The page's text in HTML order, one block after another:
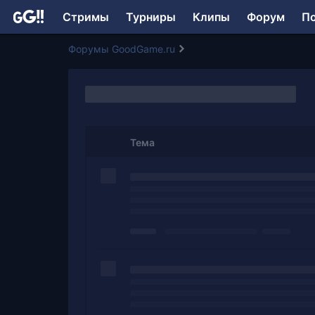
Стримы Турниры Клипы Форум
Форумы GoodGame.ru
Тема